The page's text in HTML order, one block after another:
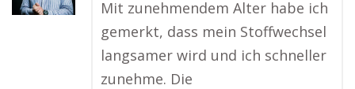
Mit zunehmendem Alter habe ich
gemerkt, dass mein Stoffwechsel
langsamer wird und ich schneller
zunehme. Die